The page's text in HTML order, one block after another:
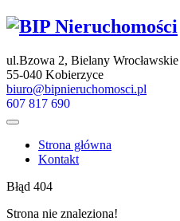
ul.Bzowa 2, Bielany Wrocławskie
55-040 Kobierzyce
biuro@bipnieruchomosci.pl
607 817 690
Strona główna
Kontakt
Błąd 404
Strona nie znaleziona!